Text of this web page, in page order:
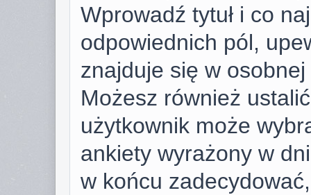
Wprowadź tytuł i co
odpowiednich pól,
znajduje się w
Możesz również
użytkownik może
ankiety wyrażony w
w końcu